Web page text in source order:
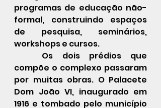
programas de educação não-
formal, construindo espaços
de pesquisa, seminários,
workshops e cursos.
compõe o complexo passaram
por muitas obras. O Palacete
Dom João VI, inaugurado em
1916 e tombado pelo município